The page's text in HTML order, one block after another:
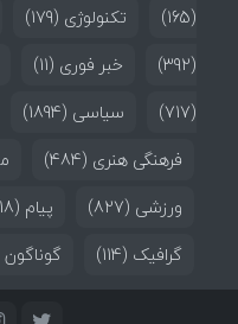
(165)
تکنولوژی (179)
(392)
خبر فوری (11)
(717)
سیاسی (1894)
فرهنگی هنری (484)
ورزشی (827) پیام (18)
گرافیک (114) گوناگون